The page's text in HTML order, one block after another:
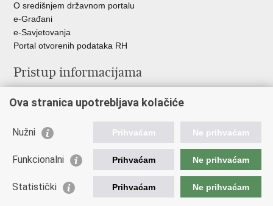
O središnjem državnom portalu
e-Građani
e-Savjetovanja
Portal otvorenih podataka RH
Pristup informacijama
Savjetovanje
Zapošljavanje
Odnosi s javnošću
Važne poveznice
Ova stranica upotrebljava kolačiće
Nužni Prihvaćam Ne prihvaćam
Funkcionalni Prihvaćam Ne prihvaćam
Statistički Prihvaćam Ne prihvaćam